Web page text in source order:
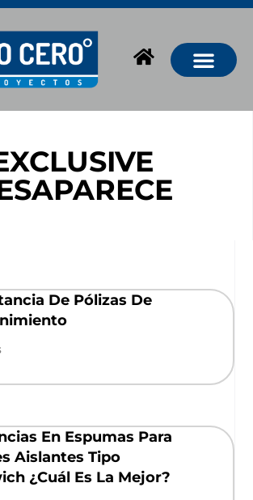
De Pólizas De
En Espumas Para
Aislantes Tipo
¿Cuál Es La Mejor?